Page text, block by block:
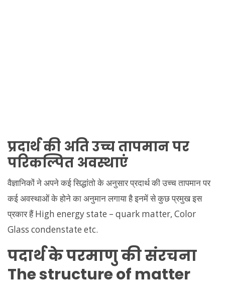
प्रदार्थ की अति उच्च तापमान पर
परिकल्पित अवस्थाएं
वैज्ञानिकों ने अपने कई सिद्धांतो के अनुसार प्रदार्थ की उच्च तापमान पर
कई अवस्थाओं के होने का अनुमान लगाया है इनमें से कुछ प्रमुख इस
प्रकार हैं High energy state – quark matter, Color
Glass condenstate etc.
पदार्थ के परमाणु की संरचना
The structure of matter